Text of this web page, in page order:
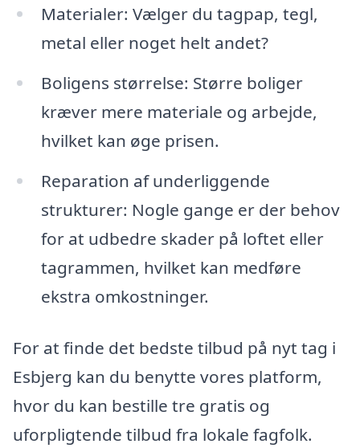
Materialer: Vælger du tagpap, tegl,
metal eller noget helt andet?
Boligens størrelse: Større boliger
kræver mere materiale og arbejde,
hvilket kan øge prisen.
Reparation af underliggende
strukturer: Nogle gange er der behov
for at udbedre skader på loftet eller
tagrammen, hvilket kan medføre
ekstra omkostninger.
For at finde det bedste tilbud på nyt tag i
Esbjerg kan du benytte vores platform,
hvor du kan bestille tre gratis og
uforpligtende tilbud fra lokale fagfolk.